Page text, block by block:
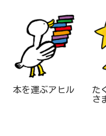
本を運ぶアヒル
た
さ